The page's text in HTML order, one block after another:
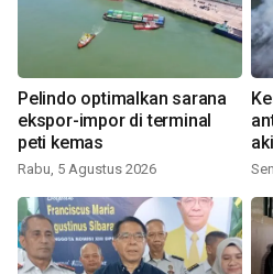
Pelindo optimalkan sarana
ekspor-impor di terminal
peti kemas
Rabu, 5 Agustus 2026